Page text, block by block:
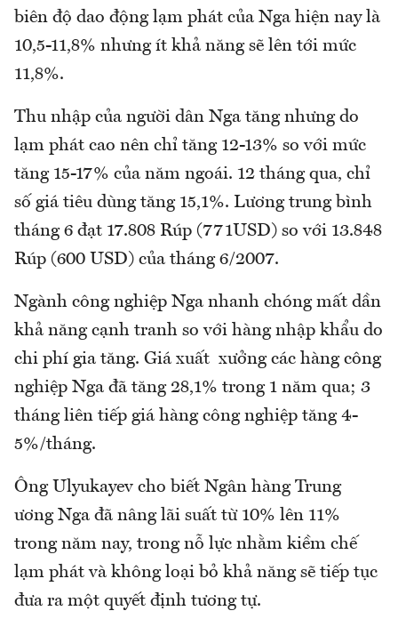
biên độ dao động lạm phát của Nga hiện nay là
10,5-11,8% nhưng ít khả năng sẽ lên tới mức
11,8%.
Thu nhập của người dân Nga tăng nhưng do
lạm phát cao nên chỉ tăng 12-13% so với mức
tăng 15-17% của năm ngoái. 12 tháng qua, chỉ
số giá tiêu dùng tăng 15,1%. Lương trung bình
tháng 6 đạt 17.808 Rúp (771USD) so với 13.848
Rúp (600 USD) của tháng 6/2007.
Ngành công nghiệp Nga nhanh chóng mất dần
khả năng cạnh tranh so với hàng nhập khẩu do
chi phí gia tăng. Giá xuất xưởng các hàng công
nghiệp Nga đã tăng 28,1% trong 1 năm qua; 3
tháng liên tiếp giá hàng công nghiệp tăng 4-
5%/tháng.
Ông Ulyukayev cho biết Ngân hàng Trung
ương Nga đã nâng lãi suất từ 10% lên 11%
trong năm nay, trong nỗ lực nhằm kiềm chế
lạm phát và không loại bỏ khả năng sẽ tiếp tục
đưa ra một quyết định tương tự.